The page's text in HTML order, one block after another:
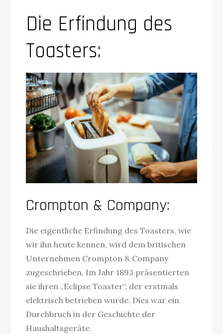
Die Erfindung des
Toasters:
Crompton & Company:
Die eigentliche Erfindung des Toasters, wie
wir ihn heute kennen, wird dem britischen
Unternehmen Crompton & Company
zugeschrieben. Im Jahr 1893 präsentierten
sie ihren „Eclipse Toaster“, der erstmals
elektrisch betrieben wurde. Dies war ein
Durchbruch in der Geschichte der
Haushaltsgeräte.